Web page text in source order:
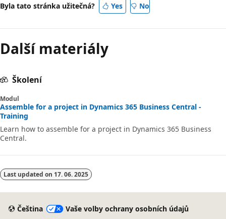
Byla tato stránka užitečná? Yes No
Další materiály
Školení
Modul
Assemble for a project in Dynamics 365 Business Central -
Training
Learn how to assemble for a project in Dynamics 365 Business
Central.
Last updated on 17. 06. 2025
Čeština Vaše volby ochrany osobních údajů